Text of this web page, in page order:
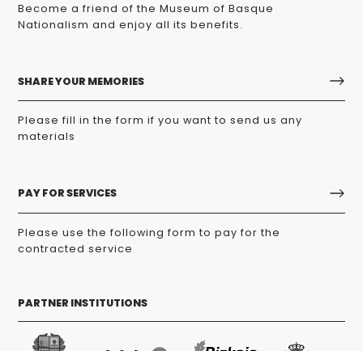
Become a friend of the Museum of Basque
Nationalism and enjoy all its benefits.
SHARE YOUR MEMORIES
Please fill in the form if you want to send us any
materials
PAY FOR SERVICES
Please use the following form to pay for the
contracted service
PARTNER INSTITUTIONS